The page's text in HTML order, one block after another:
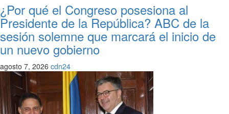
¿Por qué el Congreso posesiona al
Presidente de la República? ABC de la
sesión solemne que marcará el inicio de
un nuevo gobierno
agosto 7, 2026 cdn24